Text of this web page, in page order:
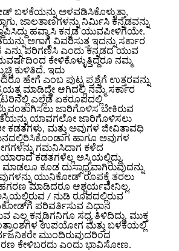
ಬಳಕೆಯನ್ನು ಅಳವಡಿಸಿಕೊಳ್ಳುತ್ತಾ,
ಜಾಲತಾಣಗಳನ್ನು ನಿರ್ಮಿಸಿ ಕನ್ನಡವನ್ನು
ಹವ್ಯಾಸಿ ಕನ್ನಡ ಯುವಪೀಳಿಗೆಯೇ.
ಅಗಾಗ್ಗೆ ವಿವರಿಸುತ್ತ ಇದನ್ನು ಸರ್ಕಾರ
ಎನ್ನು ಪರಿಗಣಿಸಿ ಎಂದು ಕನ್ನಡದ ಯುವ
ಕೇಳಿಕೊಳ್ಳುತ್ತಿದ್ದರೂ ನಮ್ಮ
ಕುಳಿತಿದೆ. ಇದು
ಹೇಗೆ ಎಂಬ ಪುಟ್ಟ ಪ್ರಶ್ನೆಗೆ ಉತ್ತರವನ್ನು
ಮಾಡಿದ್ದೇ ಆಗಿದಲ್ಲಿ ನಮ್ಮ ಸರ್ಕಾರ
ಎಲ್ಲೆಡೆ ಏಕರೂಪದಲ್ಲಿ
ಜಾರಿಗೊಳಿಸ ಬೇಕಿರುವ
ಯಾವಗಲೋ ಜಾರಿಗೊಳಿಸಲು
ಕಡತಗಳು, ಮತ್ತು ಅವುಗಳ ಜೀವಿತಾವಧಿ
ಹಾಗೂ ಅವುಗಳ
ಗಮನಿಸಿದಾಗ ಕಳೆದ
ಕಡತಗಳೆಲ್ಲ ಅಸ್ಕಿಯಲ್ಲಿದ್ದು,
ಕೂಡ ದುಸ್ಸಾಧ್ಯವಾಗಿರುವುದನ್ನು
ಯುನಿಕೋಡ್ ರೂಪಕ್ಕೆ ತರಲು
ಮಾಡಿದರೂ ಆಶ್ಚರ್ಯವೇನಿಲ್ಲ.
/ ನುಡಿ ರೂಪದಲ್ಲಿರುವ
ಪರಿವರ್ತಿಸುವ ವಿಧಾನ
ಎಲ್ಲ ಕನ್ನಡಿಗನಿಗೂ ಸಧ್ಯ ತಿಳಿದಿದ್ದು, ಮುಕ್ತ
ಉಪಯೋಗ ಮತ್ತು ಬಳಕೆಯಲ್ಲಿ
ಮುಂದಿರುವುದರಿಂದ
ಕೇಳಿಬರದು ಎಂದು ಭಾವಿಸೋಣ.